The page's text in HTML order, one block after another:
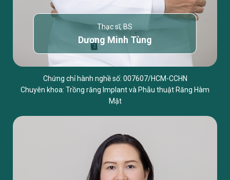
Thạc sĩ, BS
Dương Minh Tùng
Chứng chỉ hành nghề số: 007607/HCM-CCHN
Chuyên khoa: Trồng răng Implant và Phẫu thuật Răng Hàm
Mặt